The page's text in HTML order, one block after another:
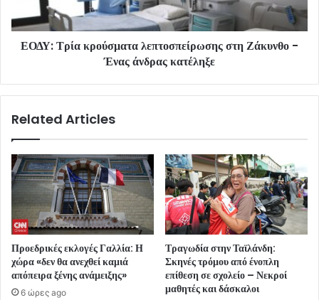
ΕΟΔΥ: Τρία κρούσματα λεπτοσπείρωσης στη Ζάκυνθο -
Ένας άνδρας κατέληξε
Related Articles
Προεδρικές εκλογές Γαλλία: Η
χώρα «δεν θα ανεχθεί καμιά
απόπειρα ξένης ανάμειξης»
6 ώρες ago
Τραγωδία στην Ταϊλάνδη:
Σκηνές τρόμου από ένοπλη
επίθεση σε σχολείο – Νεκροί
μαθητές και δάσκαλοι